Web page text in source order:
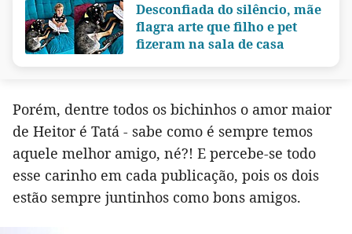
Desconfiada do silêncio, mãe
flagra arte que filho e pet
fizeram na sala de casa
Porém, dentre todos os bichinhos o amor maior
de Heitor é Tatá - sabe como é sempre temos
aquele melhor amigo, né?! E percebe-se todo
esse carinho em cada publicação, pois os dois
estão sempre juntinhos como bons amigos.